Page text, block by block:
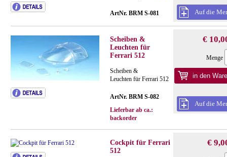
ArtNr. BRM S-081 Auf die
Scheiben &
Leuchten für
Ferrari 512
Scheiben &
Leuchten für Ferrari 512
ArtNr. BRM S-082
Lieferbar ab ca.:
backorder
€
Menge
Auf die
Cockpit für Ferrari
512
€